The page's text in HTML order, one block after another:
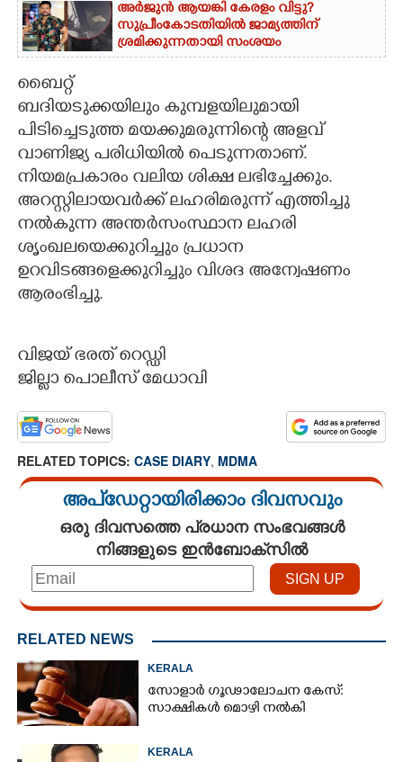
അർജുൻ ആയങ്കി കേരളം വിട്ടു?
സുപ്രീംകോടതിയിൽ ജാമ്യത്തിന്
ശ്രമിക്കുന്നതായി സംശയം
ബൈറ്റ്
ബദിയടുക്കയിലും കുമ്പളയിലുമായി
പിടിച്ചെടുത്ത മയക്കുമരുന്നിന്റെ അളവ്
വാണിജ്യ പരിധിയിൽ പെടുന്നതാണ്.
നിയമപ്രകാരം വലിയ ശിക്ഷ ലഭിച്ചേക്കും.
അറസ്റ്റിലായവർക്ക് ലഹരിമരുന്ന് എത്തിച്ചു
നൽകുന്ന അന്തർസംസ്ഥാന ലഹരി
ശൃംഖലയെക്കുറിച്ചും പ്രധാന
ഉറവിടങ്ങളെക്കുറിച്ചും വിശദ അന്വേഷണം
ആരംഭിച്ചു.
വിജയ് ഭരത് റെഡ്ഡി
ജില്ലാ പൊലീസ് മേധാവി
RELATED TOPICS: CASE DIARY, MDMA
അപ്ഡേറ്റായിരിക്കാം ദിവസവും
ഒരു ദിവസത്തെ പ്രധാന സംഭവങ്ങൾ
നിങ്ങളുടെ ഇൻബോക്സിൽ
RELATED NEWS
KERALA
സോളാർ ഗൂഢാലോചന കേസ്:
സാക്ഷികൾ മൊഴി നൽകി
KERALA